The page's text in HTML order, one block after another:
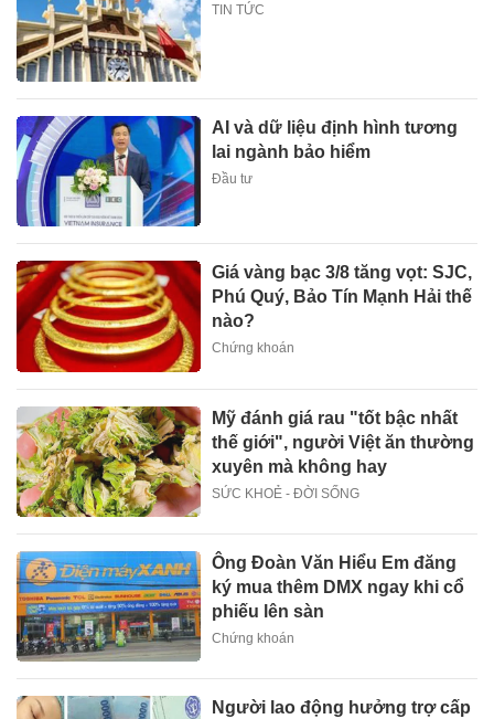
TIN TỨC
AI và dữ liệu định hình tương
lai ngành bảo hiểm
Đầu tư
Giá vàng bạc 3/8 tăng vọt: SJC,
Phú Quý, Bảo Tín Mạnh Hải thế
nào?
Chứng khoán
Mỹ đánh giá rau "tốt bậc nhất
thế giới", người Việt ăn thường
xuyên mà không hay
SỨC KHOẺ - ĐỜI SỐNG
Ông Đoàn Văn Hiểu Em đăng
ký mua thêm DMX ngay khi cổ
phiếu lên sàn
Chứng khoán
Người lao động hưởng trợ cấp